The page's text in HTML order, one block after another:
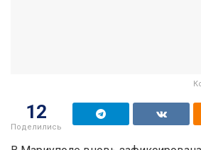
12
Поделились